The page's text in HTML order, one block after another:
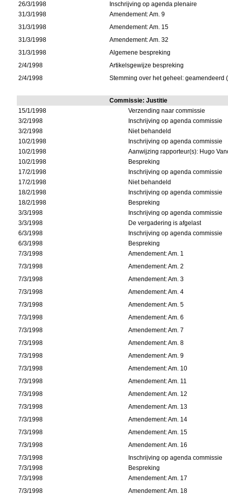
26/3/1998
Inschrijving op agenda plenaire
31/3/1998
Amendement: Am. 9
31/3/1998
Amendement: Am. 15
31/3/1998
Amendement: Am. 32
31/3/1998
Algemene bespreking
2/4/1998
Artikelsgewijze bespreking
2/4/1998
Stemming over het geheel: geamendeerd
Commissie: Justitie
15/1/1998
Verzending naar commissie
3/2/1998
Inschrijving op agenda commissie
3/2/1998
Niet behandeld
10/2/1998
Inschrijving op agenda commissie
10/2/1998
Aanwijzing rapporteur(s): Hugo
10/2/1998
Bespreking
17/2/1998
Inschrijving op agenda commissie
17/2/1998
Niet behandeld
18/2/1998
Inschrijving op agenda commissie
18/2/1998
Bespreking
3/3/1998
Inschrijving op agenda commissie
3/3/1998
De vergadering is afgelast
6/3/1998
Inschrijving op agenda commissie
6/3/1998
Bespreking
7/3/1998
Amendement: Am. 1
7/3/1998
Amendement: Am. 2
7/3/1998
Amendement: Am. 3
7/3/1998
Amendement: Am. 4
7/3/1998
Amendement: Am. 5
7/3/1998
Amendement: Am. 6
7/3/1998
Amendement: Am. 7
7/3/1998
Amendement: Am. 8
7/3/1998
Amendement: Am. 9
7/3/1998
Amendement: Am. 10
7/3/1998
Amendement: Am. 11
7/3/1998
Amendement: Am. 12
7/3/1998
Amendement: Am. 13
7/3/1998
Amendement: Am. 14
7/3/1998
Amendement: Am. 15
7/3/1998
Amendement: Am. 16
7/3/1998
Inschrijving op agenda commissie
7/3/1998
Bespreking
7/3/1998
Amendement: Am. 17
7/3/1998
Amendement: Am. 18